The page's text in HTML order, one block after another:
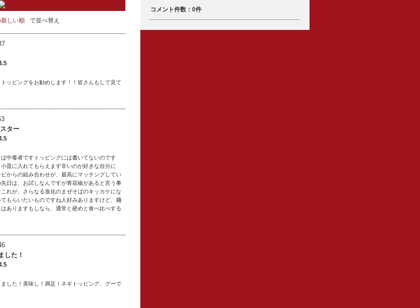
しい順 で並べ替え
ッピングをお勧めします！！皆さんもして見て
ター
中毒者ですトッピングには書いてないのです
皿に入れてもらえます辛いのが好きな自分に
からの組み合わせが、最高にマッチングしてい
日は、お試しなんですが青花椒があると言う事
れが、さらなる進化のまぜそばのキッカケにな
もらいたいものですね人好みありますけど、麺
ありますもしなら、通常と硬めと食べ比べする
した！
した！美味し！満足！ネギトッピング、グーで
コメント件数：0件